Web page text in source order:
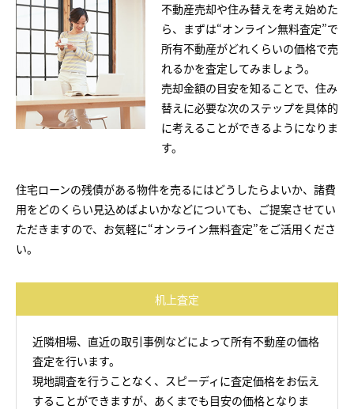
不動産売却や住み替えを考え始めた
ら、まずは“オンライン無料査定”で
所有不動産がどれくらいの価格で売
れるかを査定してみましょう。
売却金額の目安を知ることで、住み
替えに必要な次のステップを具体的
に考えることができるようになりま
す。
住宅ローンの残債がある物件を売るにはどうしたらよいか、諸費
用をどのくらい見込めばよいかなどについても、ご提案させてい
ただきますので、お気軽に“オンライン無料査定”をご活用くださ
い。
机上査定
近隣相場、直近の取引事例などによって所有不動産の価格
査定を行います。
現地調査を行うことなく、スピーディに査定価格をお伝え
することができますが、あくまでも目安の価格となりま